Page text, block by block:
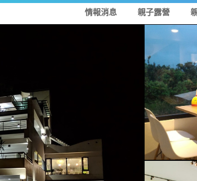
情報消息 親子露營